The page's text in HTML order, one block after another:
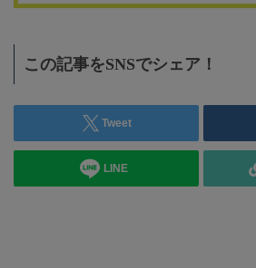
この記事をSNSでシェア！
Tweet
LINE